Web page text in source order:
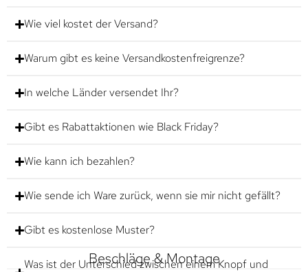
Wie viel kostet der Versand?
Warum gibt es keine Versandkostenfreigrenze?
In welche Länder versendet Ihr?
Gibt es Rabattaktionen wie Black Friday?
Wie kann ich bezahlen?
Wie sende ich Ware zurück, wenn sie mir nicht gefällt?
Gibt es kostenlose Muster?
Beschläge & Montage
Was ist der Unterschied zwischen einem Knopf und